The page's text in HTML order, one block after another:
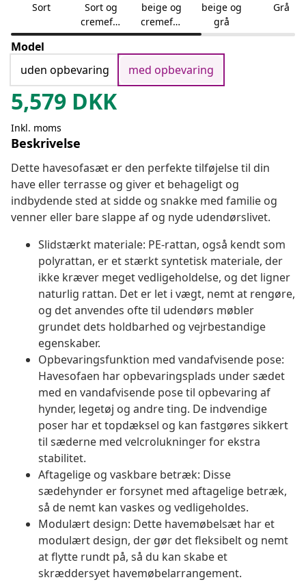
Sort
Sort og
cremefar
vet
beige og
cremefar
vet
beige og
grå
Grå
Model
uden opbevaring
med opbevaring
5,579 DKK
Inkl. moms
Beskrivelse
Dette havesofasæt er den perfekte tilføjelse til din
have eller terrasse og giver et behageligt og
indbydende sted at sidde og snakke med familie og
venner eller bare slappe af og nyde udendørslivet.
Slidstærkt materiale: PE-rattan, også kendt som
polyrattan, er et stærkt syntetisk materiale, der
ikke kræver meget vedligeholdelse, og det ligner
naturlig rattan. Det er let i vægt, nemt at rengøre,
og det anvendes ofte til udendørs møbler
grundet dets holdbarhed og vejrbestandige
egenskaber.
Opbevaringsfunktion med vandafvisende pose:
Havesofaen har opbevaringsplads under sædet
med en vandafvisende pose til opbevaring af
hynder, legetøj og andre ting. De indvendige
poser har et topdæksel og kan fastgøres sikkert
til sæderne med velcrolukninger for ekstra
stabilitet.
Aftagelige og vaskbare betræk: Disse
sædehynder er forsynet med aftagelige betræk,
så de nemt kan vaskes og vedligeholdes.
Modulært design: Dette havemøbelsæt har et
modulært design, der gør det fleksibelt og nemt
at flytte rundt på, så du kan skabe et
skræddersyet havemøbelarrangement.